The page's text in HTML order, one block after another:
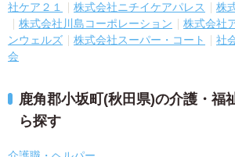
社ケア２１
株式会社ニチイケアパレス
株
株式会社川島コーポレーション
株式会社
ンウェルズ
株式会社スーパー・コート
社
会
鹿角郡小坂町(秋田県)の介護・福
ら探す